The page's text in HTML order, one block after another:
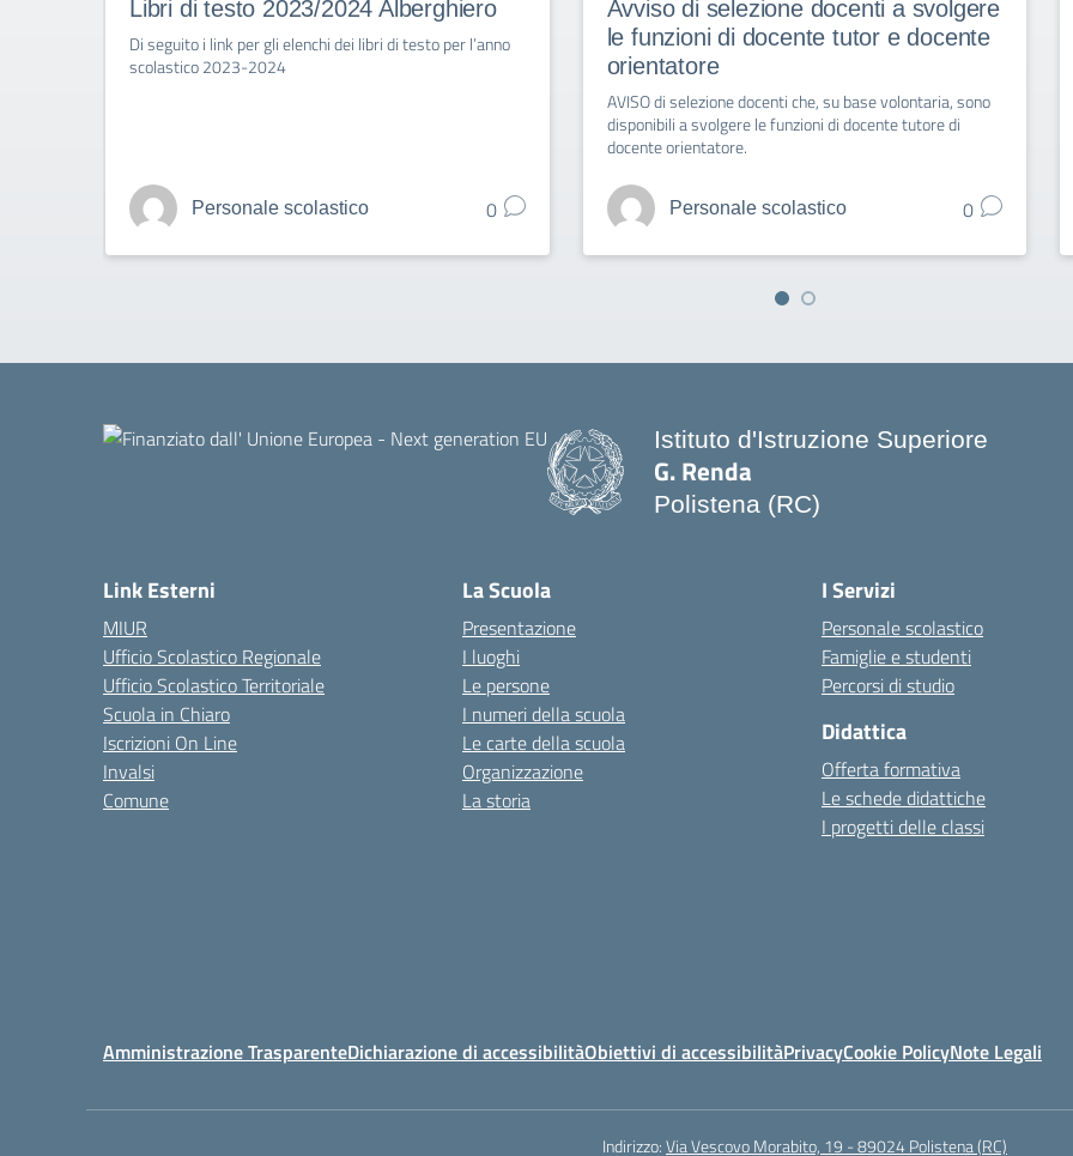
Libri di testo 2023/2024 Alberghiero
Di seguito i link per gli elenchi dei libri di testo per l’anno
scolastico 2023-2024
Personale scolastico 0
Avviso di selezione docenti a svolgere
le funzioni di docente tutor e docente
orientatore
AVISO di selezione docenti che, su base volontaria, sono
disponibili a svolgere le funzioni di docente tutore di
docente orientatore.
Personale scolastico 0
Istituto d'Istruzione Superiore
G. Renda
Polistena (RC)
Link Esterni
MIUR
Ufficio Scolastico Regionale
Ufficio Scolastico Territoriale
Scuola in Chiaro
Iscrizioni On Line
Invalsi
Comune
La Scuola
Presentazione
I luoghi
Le persone
I numeri della scuola
Le carte della scuola
Organizzazione
La storia
I Servizi
Personale scolastico
Famiglie e studenti
Percorsi di studio
Didattica
Offerta formativa
Le schede didattiche
I progetti delle classi
Amministrazione TrasparenteDichiarazione di accessibilitàObiettivi di accessibilitàPrivacyCookie PolicyNote Legali
Indirizzo:Via Vescovo Morabito, 19 - 89024 Polistena (RC)